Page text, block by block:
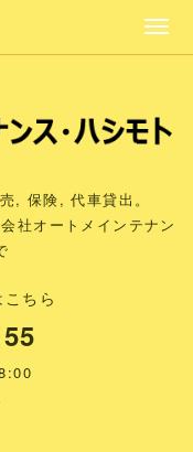
, 保険, 代車貸出。
社オートメインテナン
ちら